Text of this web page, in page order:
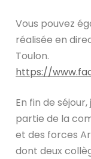
Vous pouvez
réalisée en
Toulon.
https://
En fin de
partie de la
et des forces
dont deux